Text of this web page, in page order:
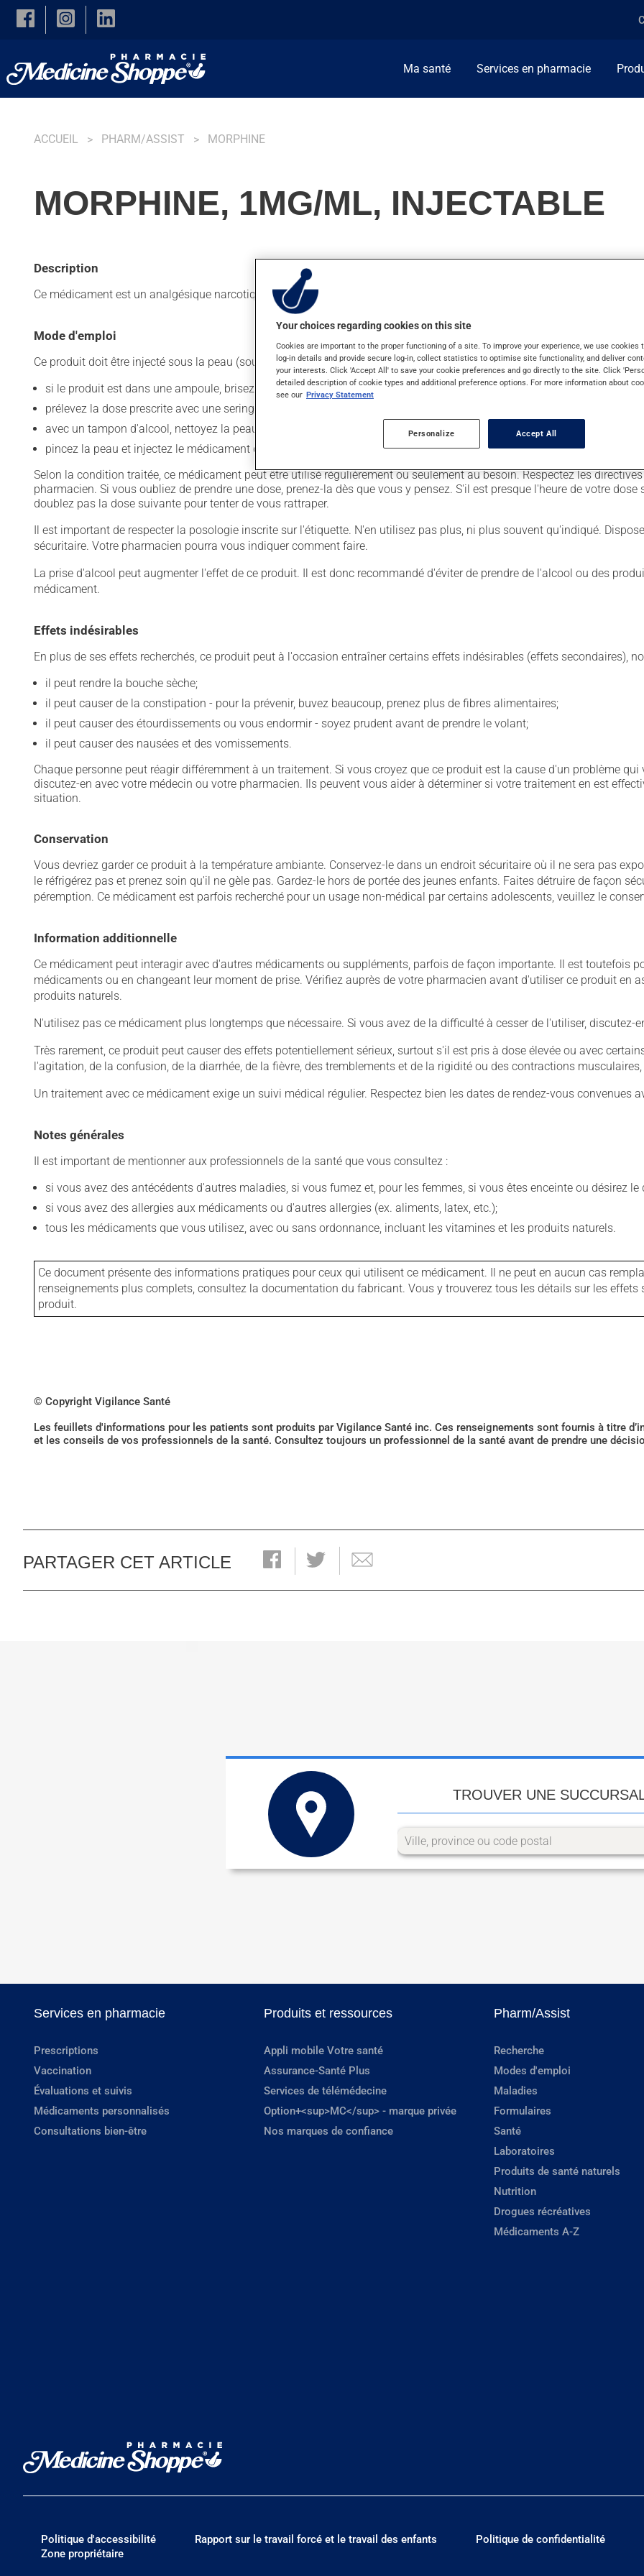
Skip to main content
Ma santé Services en pharmacie
ACCUEIL PHARM/ASSIST MORPHINE
MORPHINE, 1MG/ML, INJECTABLE
Description
Ce médicament est un analgésique narcotique. Habituellement, on l'utilise pour la douleur. On peut sentir son action en
Mode d'emploi
Ce produit doit être injecté sous la peau (sous-cutanée) :
si le produit est dans une ampoule, brisez l'embout - s'il est dans une fiole, nettoyez l'embout à l'alcool;
prélevez la dose prescrite avec une seringue;
avec un tampon d'alcool, nettoyez la peau où se fera l'injection;
pincez la peau et injectez le médicament dans le repli ainsi formé. S'il y a lieu, attendez au moins une semaine avant
Selon la condition traitée, ce médicament peut être utilisé régulièrement ou seulement au besoin. Respectez les
pharmacien. Si vous oubliez de prendre une dose, prenez-la dès que vous y pensez. S'il est presque l'heure de votre
doublez pas la dose suivante pour tenter de vous rattraper.
Il est important de respecter la posologie inscrite sur l'étiquette. N'en utilisez pas plus, ni plus souvent qu'indiqué.
sécuritaire. Votre pharmacien pourra vous indiquer comment faire.
La prise d'alcool peut augmenter l'effet de ce produit. Il est donc recommandé d'éviter de prendre de l'alcool ou des
médicament.
Effets indésirables
En plus de ses effets recherchés, ce produit peut à l'occasion entraîner certains effets indésirables (effets secondaires),
il peut rendre la bouche sèche;
il peut causer de la constipation - pour la prévenir, buvez beaucoup, prenez plus de fibres alimentaires;
il peut causer des étourdissements ou vous endormir - soyez prudent avant de prendre le volant;
il peut causer des nausées et des vomissements.
Chaque personne peut réagir différemment à un traitement. Si vous croyez que ce produit est la cause d'un problème
discutez-en avec votre médecin ou votre pharmacien. Ils peuvent vous aider à déterminer si votre traitement en est
situation.
Conservation
Vous devriez garder ce produit à la température ambiante. Conservez-le dans un endroit sécuritaire où il ne sera pas
le réfrigérez pas et prenez soin qu'il ne gèle pas. Gardez-le hors de portée des jeunes enfants. Faites détruire de façon
péremption. Ce médicament est parfois recherché pour un usage non-médical par certains adolescents, veuillez le
Information additionnelle
Ce médicament peut interagir avec d'autres médicaments ou suppléments, parfois de façon importante. Il est toutefois
médicaments ou en changeant leur moment de prise. Vérifiez auprès de votre pharmacien avant d'utiliser ce produit en
produits naturels.
N'utilisez pas ce médicament plus longtemps que nécessaire. Si vous avez de la difficulté à cesser de l'utiliser, discutez-
Très rarement, ce produit peut causer des effets potentiellement sérieux, surtout s'il est pris à dose élevée ou avec
l'agitation, de la confusion, de la diarrhée, de la fièvre, des tremblements et de la rigidité ou des contractions
Un traitement avec ce médicament exige un suivi médical régulier. Respectez bien les dates de rendez-vous convenues
Notes générales
Il est important de mentionner aux professionnels de la santé que vous consultez :
si vous avez des antécédents d'autres maladies, si vous fumez et, pour les femmes, si vous êtes enceinte ou désirez le
si vous avez des allergies aux médicaments ou d'autres allergies (ex. aliments, latex, etc.);
tous les médicaments que vous utilisez, avec ou sans ordonnance, incluant les vitamines et les produits naturels.
Ce document présente des informations pratiques pour ceux qui utilisent ce médicament. Il ne peut en aucun cas
renseignements plus complets, consultez la documentation du fabricant. Vous y trouverez tous les détails sur les
produit.
© Copyright Vigilance Santé
Les feuillets d'informations pour les patients sont produits par Vigilance Santé inc. Ces renseignements sont fournis à titre
et les conseils de vos professionnels de la santé. Consultez toujours un professionnel de la santé avant de prendre une
PARTAGER CET ARTICLE
TROUVER UNE
Services en pharmacie
Prescriptions
Vaccination
Évaluations et suivis
Médicaments personnalisés
Consultations bien-être
Produits et ressources
Appli mobile Votre santé
Assurance-Santé Plus
Services de télémédecine
Option+<sup>MC</sup> - marque privée
Nos marques de confiance
Pharm/Assist
Recherche
Modes d'emploi
Maladies
Formulaires
Santé
Laboratoires
Produits de santé naturels
Nutrition
Drogues récréatives
Médicaments A-Z
Politique d'accessibilité Rapport sur le travail forcé et le travail des enfants
Politique de confidentialité
Zone propriétaire
Your choices regarding cookies on this site
Cookies are important to the proper functioning of a site. To improve your experience, we use cookies
log-in details and provide secure log-in, collect statistics to optimise site functionality, and deliver
your interests. Click 'Accept All' to save your cookie preferences and go directly to the site. Click
detailed description of cookie types and additional preference options. For more information about
see our Privacy Statement
Personalize Accept All